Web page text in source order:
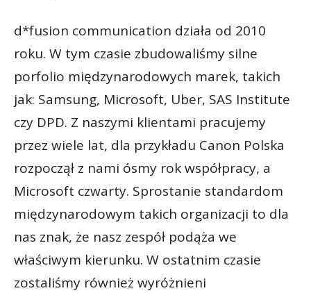
d*fusion communication działa od 2010
roku. W tym czasie zbudowaliśmy silne
porfolio międzynarodowych marek, takich
jak: Samsung, Microsoft, Uber, SAS Institute
czy DPD. Z naszymi klientami pracujemy
przez wiele lat, dla przykładu Canon Polska
rozpoczął z nami ósmy rok współpracy, a
Microsoft czwarty. Sprostanie standardom
międzynarodowym takich organizacji to dla
nas znak, że nasz zespół podąża we
właściwym kierunku. W ostatnim czasie
zostaliśmy również wyróżnieni